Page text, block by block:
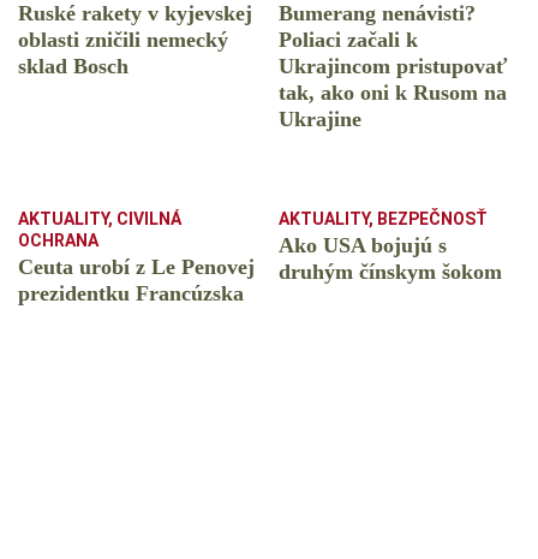
Ruské rakety v kyjevskej
oblasti zničili nemecký
sklad Bosch
Bumerang nenávisti?
Poliaci začali k
Ukrajincom pristupovať
tak, ako oni k Rusom na
Ukrajine
AKTUALITY, CIVILNÁ
OCHRANA
Ceuta urobí z Le Penovej
prezidentku Francúzska
AKTUALITY, BEZPEČNOSŤ
Ako USA bojujú s
druhým čínskym šokom